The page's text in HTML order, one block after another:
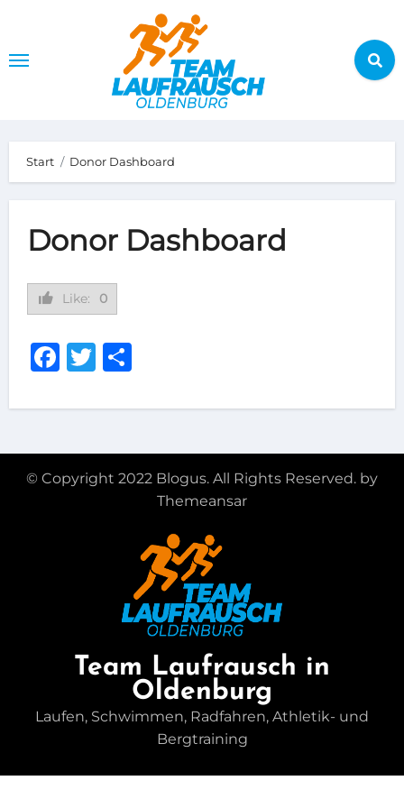
springen
Start Donor Dashboard
Donor Dashboard
Like: 0
Facebook
Twitter
Teilen
© Copyright 2022 Blogus. All Rights Reserved. by
Themeansar
Team Laufrausch in
Oldenburg
Laufen, Schwimmen, Radfahren, Athletik- und
Bergtraining